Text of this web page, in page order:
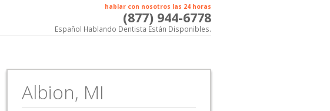
hablar con nosotros las 24 horas
(877) 944-6778
Español Hablando Dentista Están Disponibles.
Albion, MI